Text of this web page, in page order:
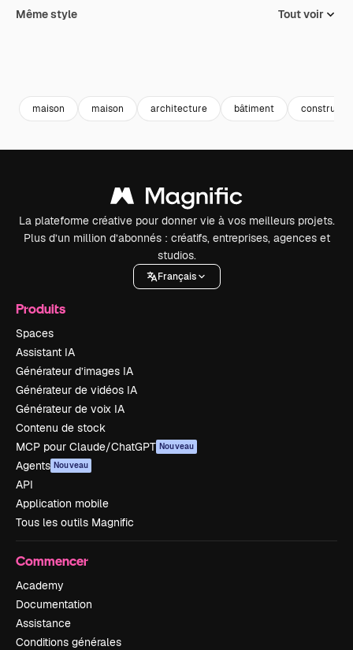
Même style Tout voir
maison maison architecture bâtiment
La plateforme créative pour donner vie à vos meilleurs projets.
Plus d’un million d’abonnés : créatifs, entreprises, agences et
studios.
Français
Produits
Spaces
Assistant IA
Générateur d’images IA
Générateur de vidéos IA
Générateur de voix IA
Contenu de stock
MCP pour Claude/ChatGPT Nouveau
Agents Nouveau
API
Application mobile
Tous les outils Magnific
Commencer
Academy
Documentation
Assistance
Conditions générales